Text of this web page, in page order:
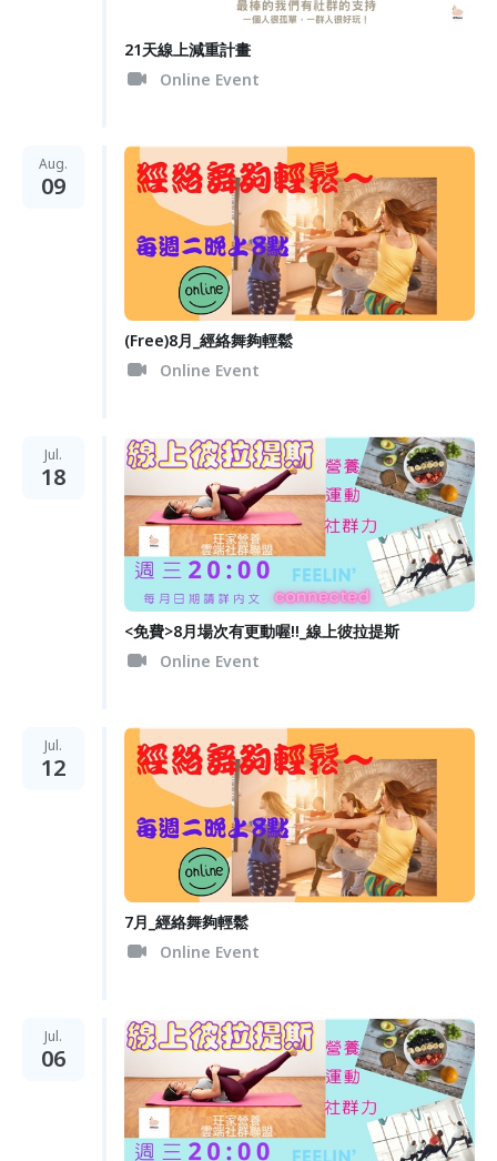
21天線上減重計畫
Online Event
Aug.
09
(Free)8月_經絡舞夠輕鬆
Online Event
Jul.
18
<免費>8月場次有更動喔!!_線上彼拉提斯
Online Event
Jul.
12
7月_經絡舞夠輕鬆
Online Event
Jul.
06